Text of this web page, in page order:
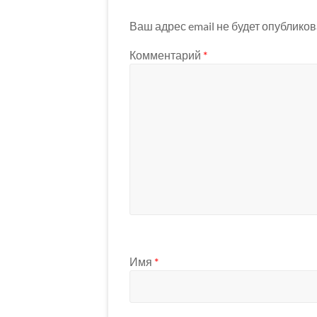
Ваш адрес email не будет
Комментарий *
Имя *